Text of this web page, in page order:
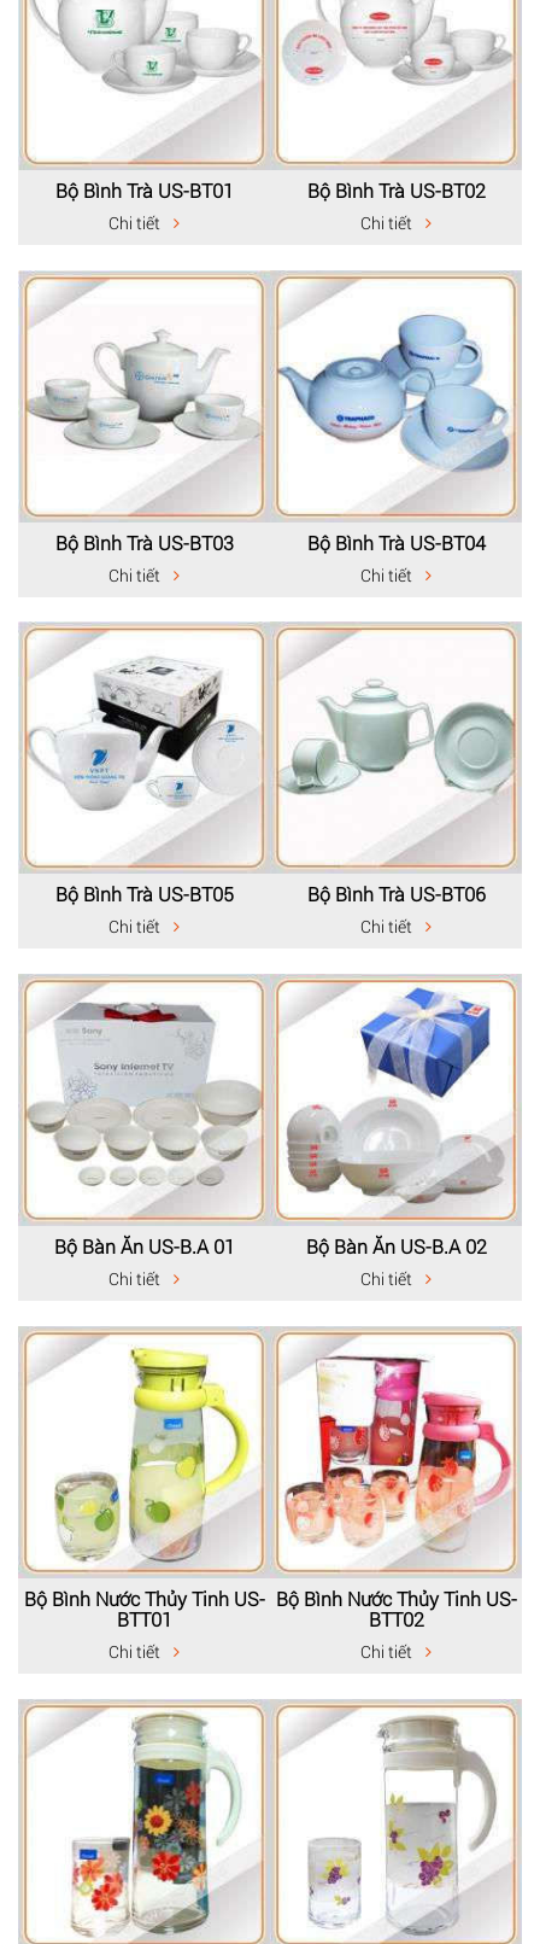
Bộ Bình Trà US-BT01
Chi tiết
Bộ Bình Trà US-BT02
Chi tiết
Bộ Bình Trà US-BT03
Chi tiết
Bộ Bình Trà US-BT04
Chi tiết
Bộ Bình Trà US-BT05
Chi tiết
Bộ Bình Trà US-BT06
Chi tiết
Bộ Bàn Ăn US-B.A 01
Chi tiết
Bộ Bàn Ăn US-B.A 02
Chi tiết
Bộ Bình Nước Thủy Tinh US-
BTT01
Chi tiết
Bộ Bình Nước Thủy Tinh US-
BTT02
Chi tiết